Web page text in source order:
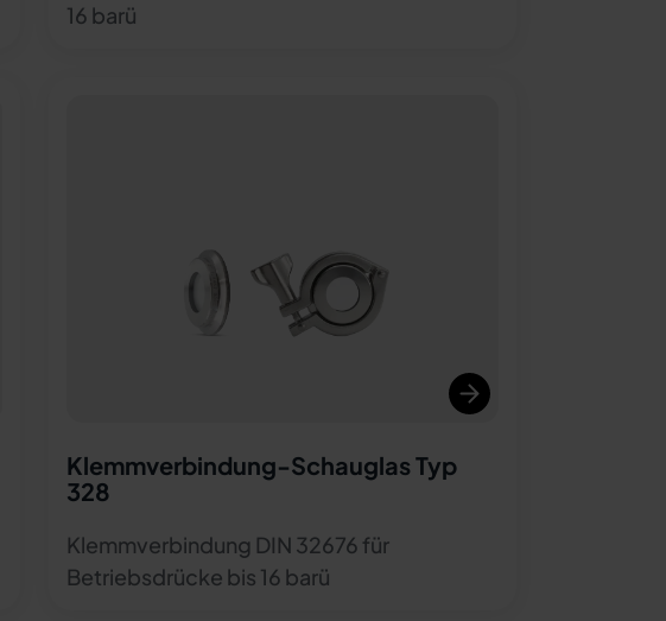
16 barü
Klemmverbindung-Schauglas Typ
328
Klemmverbindung DIN 32676 für
Betriebsdrücke bis 16 barü